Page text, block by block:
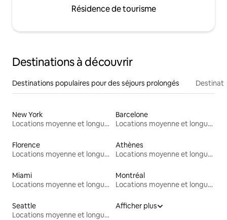
Résidence de tourisme
Destinations à découvrir
Destinations populaires pour des séjours prolongés
New York
Locations moyenne et longue durée
Barcelone
Locations moyenne et longue durée
Florence
Locations moyenne et longue durée
Athènes
Locations moyenne et longue durée
Miami
Locations moyenne et longue durée
Montréal
Locations moyenne et longue durée
Seattle
Locations moyenne et longue durée
Afficher plus